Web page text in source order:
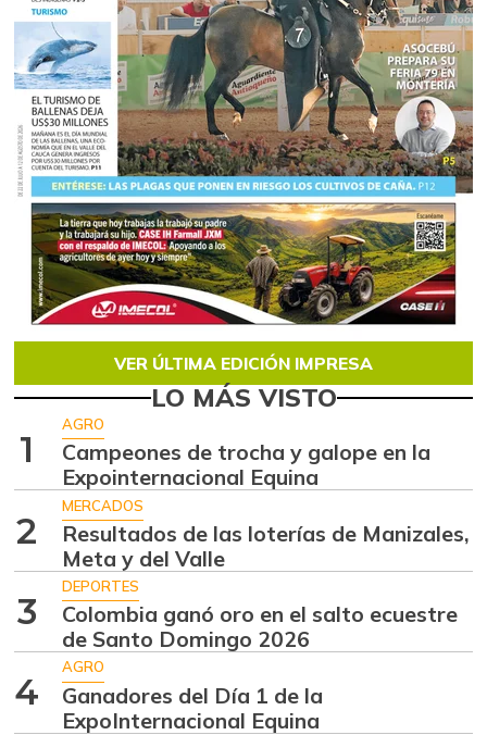
VER ÚLTIMA EDICIÓN IMPRESA
LO MÁS VISTO
1
AGRO
Campeones de trocha y galope en la
Expointernacional Equina
2
MERCADOS
Resultados de las loterías de Manizales,
Meta y del Valle
3
DEPORTES
Colombia ganó oro en el salto ecuestre
de Santo Domingo 2026
4
AGRO
Ganadores del Día 1 de la
ExpoInternacional Equina